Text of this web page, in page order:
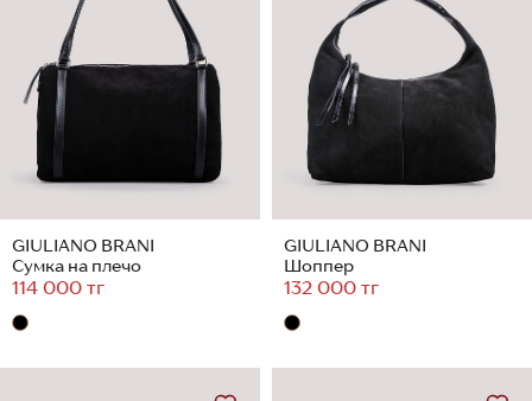
GIULIANO BRANI
Сумка на плечо
114 000 тг
GIULIANO BRANI
Шоппер
132 000 тг